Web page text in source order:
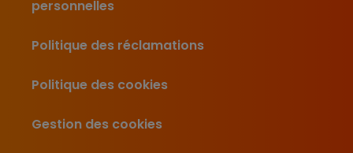
personnelles
Politique des réclamations
Politique des cookies
Gestion des cookies